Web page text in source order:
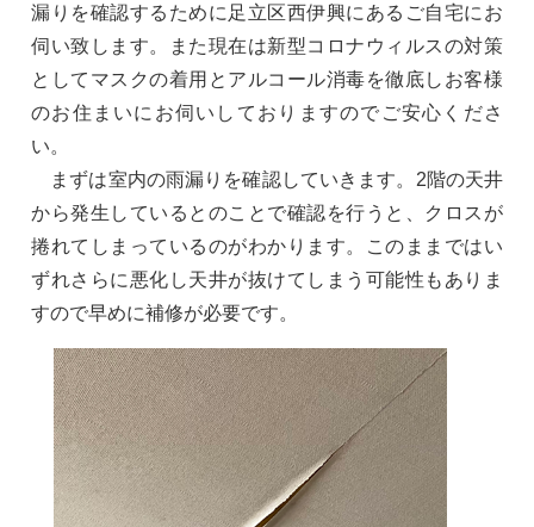
漏りを確認するために足立区西伊興にあるご自宅にお
伺い致します。また現在は新型コロナウィルスの対策
としてマスクの着用とアルコール消毒を徹底しお客様
のお住まいにお伺いしておりますのでご安心くださ
い。
まずは室内の雨漏りを確認していきます。2階の天井
から発生しているとのことで確認を行うと、クロスが
捲れてしまっているのがわかります。このままではい
ずれさらに悪化し天井が抜けてしまう可能性もありま
すので早めに補修が必要です。